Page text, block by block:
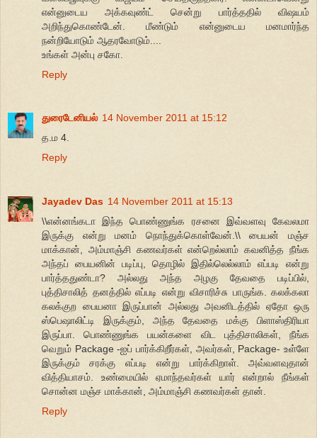
என்னுடைய அக்கவுண்ட் சென்று பார்த்ததில் விஷயம்
அறிந்துகொண்டேன். மீண்டும் என்னுடைய மனமார்ந்த
நன்றியோடும் ஆதரவோடும்....
உங்கள் அன்பு சகோ.
Reply
துரைடேனியல் 14 November 2011 at 15:12
த.ம 4.
Reply
Jayadev Das 14 November 2011 at 15:13
\\என்னங்கடா இந்த பொண்ணுங்க ரசனை இவ்வளவு கேவலமா
இருக்கு என்று மனம் நொந்துக்கொள்வேன்.\\ பையன் மஞ்ச
மாக்கான், அம்மாஞ்சி கணவர்கள் என்றெல்லாம் கவனித்த நீங்க
அந்தப் பையனின் படிப்பு, தொழில் இதில்லெல்லாம் எப்படி என்று
பார்த்ததுண்டா? அல்லது அந்த அழகு தேவதை படிப்பில்,
புத்திசாலித் தனத்தில் எப்படி என்று விசாரிச்சு பாருங்க. கலக்கலா
கலக்குற பையனா இருப்பான் அல்லது அவனிடத்தில் ஏதோ ஒரு
ஸ்பெஷாலிட்டி இருக்கும், அந்த தேவதை மக்கு பிளாஸ்திரியா
இருப்பா. பொண்ணுங்க பயன்களை விட புத்திசாலிகள், நீங்க
வெறும் Package -ஐப் பார்க்கிறீர்கள், அவர்கள், Package- உள்ளே
இருக்கும் சரக்கு எப்படி என்று பார்க்கிறாள். அவ்வளவுதான்
வித்தியாசம். உண்மையில் ஏமாந்தவர்கள் யார் என்றால் நீங்கள்
சொன்ன மஞ்ச மாக்கான், அம்மாஞ்சி கணவர்கள் தான்.
Reply